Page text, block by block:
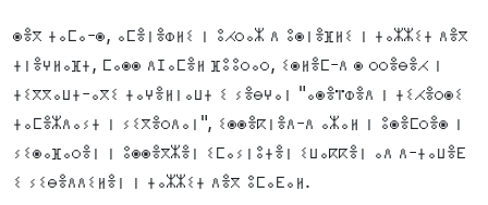
ⵙⴻⴳ ⵜⴰⵎⴰ-ⵙ, ⴰⵎⴻⵏⴻⵀⵍⵉ ⵏ ⵓⵃⵔⴰⵣ ⴷ ⵓⵙⵏⴻⴼⵍⵉ ⵏ ⵜⴰⵣⵣⵉⵜ ⴷⴻⴳ
ⵜⵏⴻⵖⵍⴰⴼⵜ, ⵎⴰⵙⵙ ⴷⵊⴰⵎⴻⵍ ⴼⵓⵓⵔⴰⵔ, ⵉⵙⵍⴻⵎ-ⴷ ⵙ ⵔⵔⴻⴱⴻⵃ ⵏ
ⵜⵉⴳⴳⴰⵡⵜ-ⴰⴳⵉ ⵜⴰⵖⴻⵍⵏⴰⵡⵜ ⵉ ⵢⴻⴱⵖⴰⵏ "ⴰⵙⴻⴶⵀⴻⴷ ⵏ ⵜⵉⵃⴻⵔⵙⵉ
ⵜⴰⵎⴻⵣⴷⴰⵢⵜ ⵏ ⵢⵉⴳⴻⵔⴷⴰⵏ", ⵉⵙⵙⴻⴽⵏⴻⴷ-ⴷ ⴰⵣⴰⵍ ⵏ ⵓⵙⴻⵎⵔⴻⵙ ⵏ
ⵢⵉⵙⴰⴼⴰⵔⴻⵏ ⵏ ⵓⵙⵙⴻⴳⵣⴻⵏ ⵉⵎⴰⵢⵏⵓⵜⴻⵏ ⵉⵡⴰⴽⴽⴻⵏ ⴰⴷ ⴷ-ⵜⴰⵡⴻⴹ
ⵉ ⵢⵉⴱⴻⴷⴷⵉⵍⴻⵏ ⵏ ⵜⴰⵣⵣⵉⵜ ⴷⴻⴳ ⵓⵎⴰⴹⴰⵍ.